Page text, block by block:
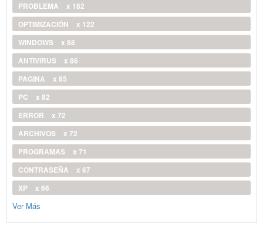
PROBLEMA
x 182
OPTIMIZACIÓN
x 122
WINDOWS
x 88
ANTIVIRUS
x 86
PAGINA
x 85
PC
x 82
ERROR
x 72
ARCHIVOS
x 72
PROGRAMAS
x 71
CONTRASEÑA
x 67
XP
x 66
Ver Más